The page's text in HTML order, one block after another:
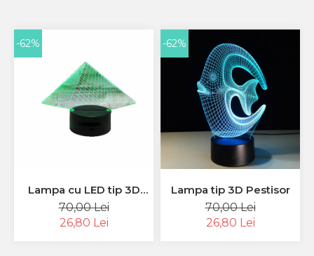
-62%
Lampa cu LED tip 3D
Piramida
70,00 Lei
26,80 Lei
-62%
Lampa tip 3D Pestisor
70,00 Lei
26,80 Lei